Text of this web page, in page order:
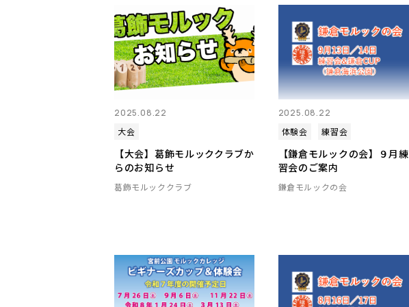
2025.08.22
大会
【大会】葛飾モルッククラブか
らのお知らせ
葛飾モルッククラブ
2025.08.22
体験会
練習会
【鎌倉モルックの会】９月練
習会のご案内
鎌倉モルックの会